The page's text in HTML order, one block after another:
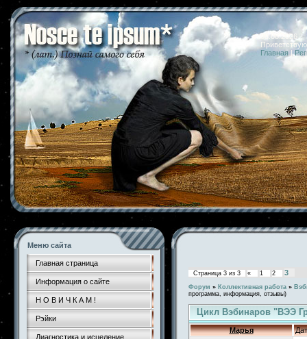
08.08.2026
Главная |
Меню сайта
Главная страница
Информация о сайте
Н О В И Ч К А М !
Рэйки
Диагностика и исцеление
Страница 3 из 3 « 1 2 3
Форум » Коллективная работа »
программа, информация, отзывы)
Цикл Вэбинаров "ВЭЭ
Марья